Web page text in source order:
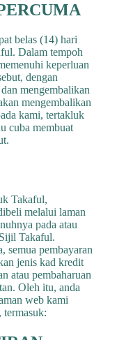
belas (14) hari
Dalam tempoh
keperluan
dengan
mengembalikan
mengembalikan
kami, tertakluk
cuba membuat
Takaful,
melalui laman
pada atau
Takaful.
semua pembayaran
jenis kad kredit
atau pembaharuan
Oleh itu, anda
web kami
termasuk: